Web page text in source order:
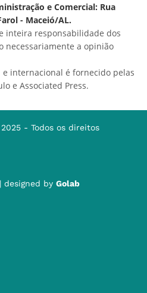
e Comercial: Rua
- Maceió/AL.
inteira responsabilidade dos
necessariamente a opinião
internacional é fornecido pelas
e Associated Press.
- Todos os direitos
| designed by Golab